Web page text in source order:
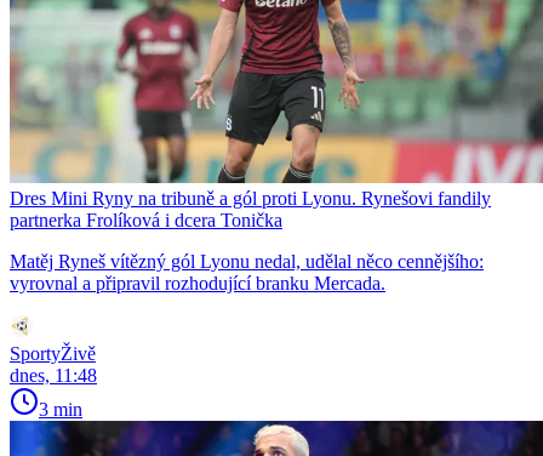
Dres Mini Ryny na tribuně a gól proti Lyonu. Rynešovi fandily
partnerka Frolíková i dcera Tonička
Matěj Ryneš vítězný gól Lyonu nedal, udělal něco cennějšího:
vyrovnal a připravil rozhodující branku Mercada.
SportyŽivě
dnes, 11:48
3 min